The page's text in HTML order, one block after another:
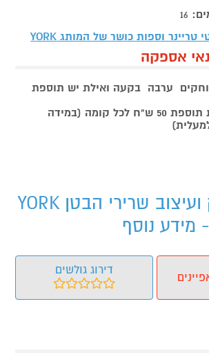
16
טריינר וספות כושר של המותג YORK
אספקה
ערבה בקעה ואילת יש תוספת
מעל קומה שלישית תוספת 50 ש"ח לכל קומה (במידה
ספה לחיזוק ועיצוב שרירי הבטן YORK
דירוג גולשים